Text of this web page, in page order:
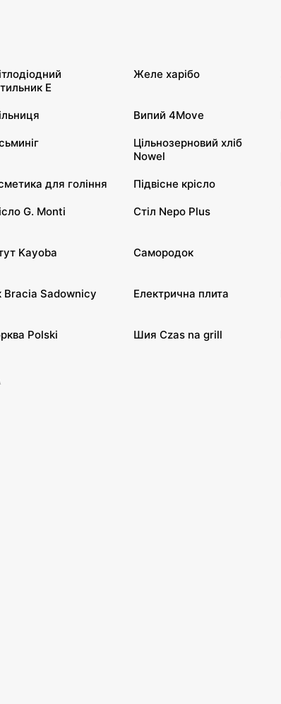
E
Желе харібо
Випий 4Move
Цільнозерновий хліб
Nowel
для гоління Підвісне крісло
G. Monti Стіл Nepo Plus
Kayoba Самородок
Bracia Sadownicy Електрична плита
Polski Шия Czas na grill